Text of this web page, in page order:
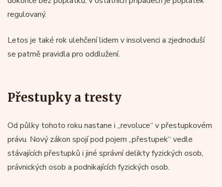
regulovaný.
Letos je také rok ulehčení lidem v insolvenci a zjednoduší
se patrně pravidla pro oddlužení.
Přestupky a tresty
Od půlky tohoto roku nastane i „revoluce“ v přestupkovém
právu. Nový zákon spojí pod pojem „přestupek“ vedle
stávajících přestupků i jiné správní delikty fyzických osob,
právnických osob a podnikajících fyzických osob.